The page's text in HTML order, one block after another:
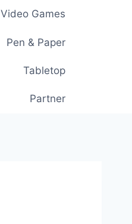
Video Games
Pen & Paper
Tabletop
Partner